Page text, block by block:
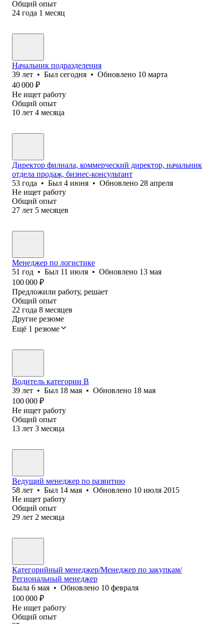
Общий опыт
24 года 1 месяц
Начальник подразделения
39 лет • Был сегодня • Обновлено 10 марта
40 000 ₽
Не ищет работу
Общий опыт
10 лет 4 месяца
Директор филиала, коммерческий директор, начальник
отдела продаж, бизнес-консультант
53 года • Был 4 июня • Обновлено 28 апреля
Не ищет работу
Общий опыт
27 лет 5 месяцев
Менеджер по логистике
51 год • Был 11 июля • Обновлено 13 мая
100 000 ₽
Предложили работу, решает
Общий опыт
22 года 8 месяцев
Другие резюме
Ещё 1 резюме
Водитель категории В
39 лет • Был 18 мая • Обновлено 18 мая
100 000 ₽
Не ищет работу
Общий опыт
13 лет 3 месяца
Ведущий менеджер по развитию
58 лет • Был 14 мая • Обновлено 10 июля 2015
Не ищет работу
Общий опыт
29 лет 2 месяца
Категорийный менеджер/Менеджер по закупкам/
Региональный менеджер
Была 6 мая • Обновлено 10 февраля
100 000 ₽
Не ищет работу
Общий опыт